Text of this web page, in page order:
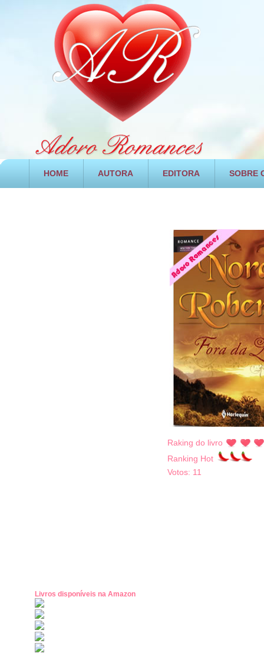
HOME AUTORA EDITORA SOBRE
Livros disponíveis na Amazon
Raking do livro
Ranking Hot
Votos: 11